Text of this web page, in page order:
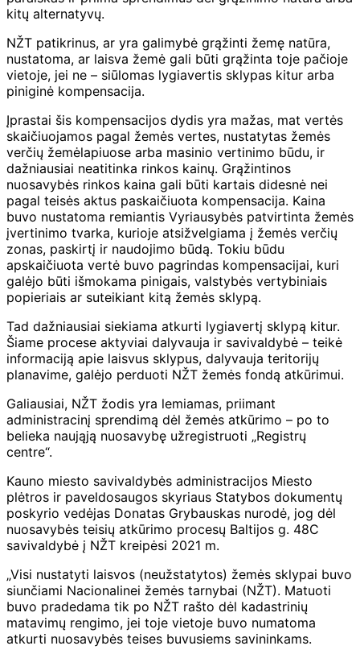
kitų alternatyvų.
NŽT patikrinus, ar yra galimybė grąžinti žemę natūra,
nustatoma, ar laisva žemė gali būti grąžinta toje pačioje
vietoje, jei ne – siūlomas lygiavertis sklypas kitur arba
piniginė kompensacija.
Įprastai šis kompensacijos dydis yra mažas, mat vertės
skaičiuojamos pagal žemės vertes, nustatytas žemės
verčių žemėlapiuose arba masinio vertinimo būdu, ir
dažniausiai neatitinka rinkos kainų. Grąžintinos
nuosavybės rinkos kaina gali būti kartais didesnė nei
pagal teisės aktus paskaičiuota kompensacija. Kaina
buvo nustatoma remiantis Vyriausybės patvirtinta žemės
įvertinimo tvarka, kurioje atsižvelgiama į žemės verčių
zonas, paskirtį ir naudojimo būdą. Tokiu būdu
apskaičiuota vertė buvo pagrindas kompensacijai, kuri
galėjo būti išmokama pinigais, valstybės vertybiniais
popieriais ar suteikiant kitą žemės sklypą.
Tad dažniausiai siekiama atkurti lygiavertį sklypą kitur.
Šiame procese aktyviai dalyvauja ir savivaldybė – teikė
informaciją apie laisvus sklypus, dalyvauja teritorijų
planavime, galėjo perduoti NŽT žemės fondą atkūrimui.
Galiausiai, NŽT žodis yra lemiamas, priimant
administracinį sprendimą dėl žemės atkūrimo – po to
belieka naująją nuosavybę užregistruoti „Registrų
centre“.
Kauno miesto savivaldybės administracijos Miesto
plėtros ir paveldosaugos skyriaus Statybos dokumentų
poskyrio vedėjas Donatas Grybauskas nurodė, jog dėl
nuosavybės teisių atkūrimo procesų Baltijos g. 48C
savivaldybė į NŽT kreipėsi 2021 m.
„Visi nustatyti laisvos (neužstatytos) žemės sklypai buvo
siunčiami Nacionalinei žemės tarnybai (NŽT). Matuoti
buvo pradedama tik po NŽT rašto dėl kadastrinių
matavimų rengimo, jei toje vietoje buvo numatoma
atkurti nuosavybės teises buvusiems savininkams.